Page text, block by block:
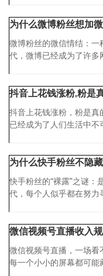
为什么微博粉丝想加
微博粉丝的微信情结：一
代，微博已经成为了许多
抖音上花钱涨粉,粉是
抖音上花钱涨粉，粉是
已经成为了人们生活中不
为什么快手粉丝不隐
快手粉丝的“裸露”之谜：
代，每个人似乎都在努力
微信视频号直播收入
微信视频号直播，一场看
每一个小小的屏幕都可能